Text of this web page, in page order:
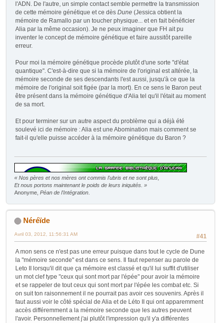
l'ADN. De l'autre, un simple contact semble permettre la transmission
de cette mémoire génétique et ce dès Dune (Jessica obtient la
mémoire de Ramallo par un toucher physique... et en fait bénéficier
Alia par la même occasion). Je ne peux imaginer que FH ait pu
inventer le concept de mémoire génétique et faire aussitôt pareille
erreur.
Pour moi la mémoire génétique procède plutôt d'une sorte "d'état
quantique". C'est-à-dire que si la mémoire de l'original est altérée, la
mémoire seconde de ses descendants l'est aussi, jusqu'à ce que la
mémoire de l'original soit figée (par la mort). En ce sens le Baron peut
être présent dans la mémoire génétique d'Alia tel qu'il l'était au moment
de sa mort.
Et pour terminer sur un autre aspect du problème qui a déjà été
soulevé ici de mémoire : Alia est une Abomination mais comment se
fait-il qu'elle puisse accéder à la mémoire génétique du Baron ?
« Nos pères et nos mères ont commis l'ubris et ne sont plus,
Et nous portons maintenant le poids de leurs iniquités. »
Anonyme, Péan de l'Intégration
Néréïde
#41
Avril 03, 2012, 11:56:31 AM
A mon sens ce n'est pas une erreur puisque dans tout le cycle de Dune
la "mémoire seconde" est dans ce sens. Il faut repenser au parole de
Leto II lorsqu'il dit que ça mémoire est classé et qu'il lui suffit d'utiliser
un mot clef type "ceux qui sont mort par l'épée" pour avoir la mémoire
et se rappeler de tout ceux qui sont mort par l'épée les combat etc. Si
on suit ton raisonnement il ne pourrait pas avoir ces souvenirs. Après il
faut aussi voir le côté spécial de Alia et de Léto II qui ont apparemment
accès différemment a la mémoire seconde que les autres peuvent
l'avoir. Personnellement j'ai plutôt l'impression qu'il y'a différentes